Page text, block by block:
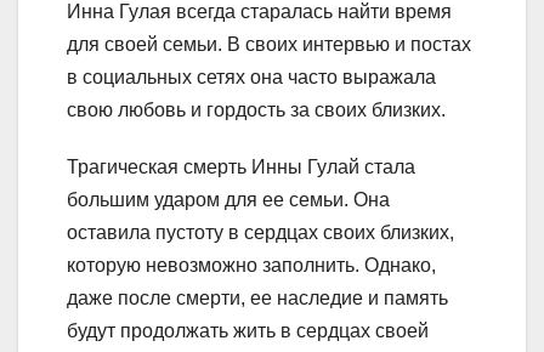
Инна Гулая всегда старалась найти время
для своей семьи. В своих интервью и постах
в социальных сетях она часто выражала
свою любовь и гордость за своих близких.
Трагическая смерть Инны Гулай стала
большим ударом для ее семьи. Она
оставила пустоту в сердцах своих близких,
которую невозможно заполнить. Однако,
даже после смерти, ее наследие и память
будут продолжать жить в сердцах своей